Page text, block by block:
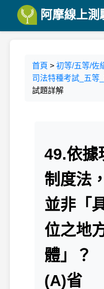
阿摩線上測
首頁 > 初等/五等/佐
司法特種考試_五等
試題詳解
49.依據
制度法
並非「
位之地
體」？
(A)省